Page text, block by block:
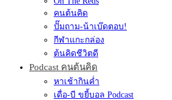
คนต้นคิด
ปั๊มถาม-น้าเบ๊ดตอบ!
กีฬาแกะกล่อง
ต้นคิดชีวิตดี
Podcast คนต้นคิด
หาเช้ากินค่ำ
เดื่อ-บี ขยี้บอล Podcast